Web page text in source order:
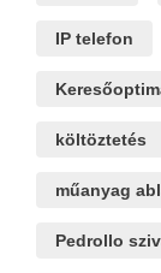
IP telefon
költöztetés
műanyag
Pedrollo